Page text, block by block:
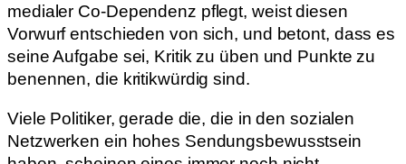
medialer Co-Dependenz pflegt, weist diesen
Vorwurf entschieden von sich, und betont, dass es
seine Aufgabe sei, Kritik zu üben und Punkte zu
benennen, die kritikwürdig sind.
Viele Politiker, gerade die, die in den sozialen
Netzwerken ein hohes Sendungsbewusstsein